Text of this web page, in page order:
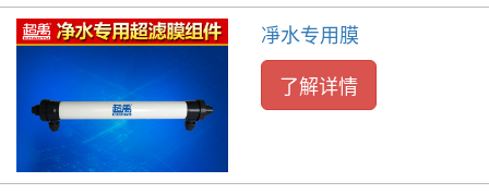
凈水专用膜
了解详情